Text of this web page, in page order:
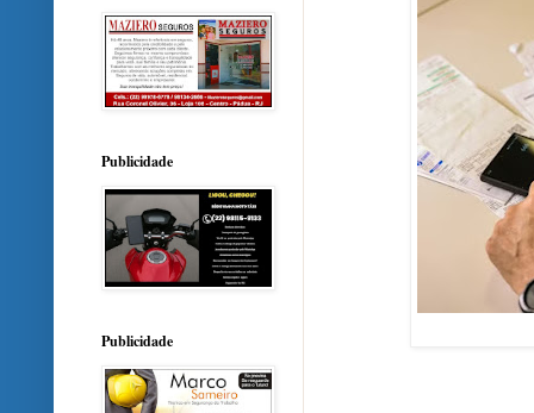
Publicidade
Publicidade